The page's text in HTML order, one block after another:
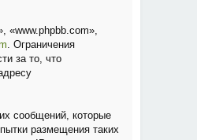
«www.phpbb.com»,
. Ограничения
за то, что
сообщений, которые
размещения таких